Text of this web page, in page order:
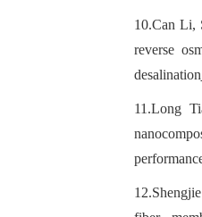
10.Can Li,
reverse
desalination
11.Long
12.